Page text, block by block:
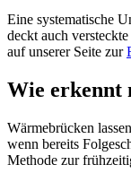
Eine systematische
deckt auch
auf unserer Seite zur
Wie erkennt
Wärmebrücken
wenn bereits
Methode zur